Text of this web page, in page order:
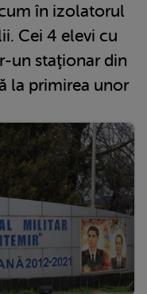
în izolatorul
Cei 4 elevi cu
un staţionar din
la primirea unor